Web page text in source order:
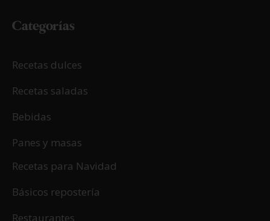
Categorías
Recetas dulces
Recetas saladas
Bebidas
Panes y masas
Recetas para Navidad
Básicos repostería
Restaurantes